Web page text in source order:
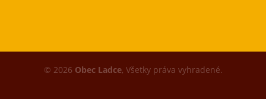
© 2026 Obec Ladce, Všetky práva vyhradené.